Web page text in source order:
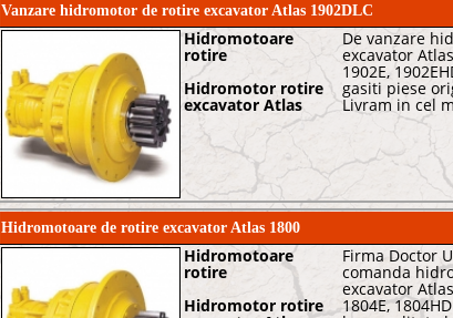
Vanzare hidromotor de rotire excavator Atlas 1902DLC
Hidromotoare
rotire
Hidromotor rotire
excavator Atlas
De vanzare
excavator
1902E,
gasiti piese
Livram in cel
Hidromotoare de rotire excavator Atlas 1800
Hidromotoare
rotire
Hidromotor rotire
Firma Doctor
comanda
excavator
1804E,